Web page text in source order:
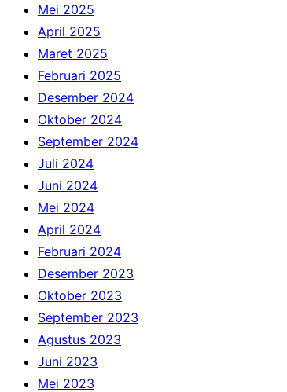
Mei 2025
April 2025
Maret 2025
Februari 2025
Desember 2024
Oktober 2024
September 2024
Juli 2024
Juni 2024
Mei 2024
April 2024
Februari 2024
Desember 2023
Oktober 2023
September 2023
Agustus 2023
Juni 2023
Mei 2023